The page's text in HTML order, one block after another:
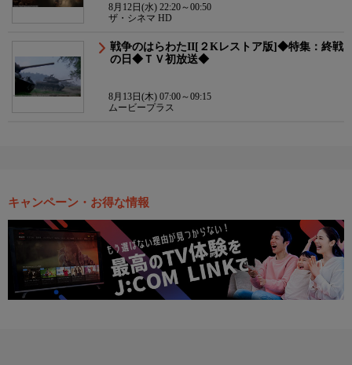
8月12日(水) 22:20～00:50
ザ・シネマ HD
戦争のはらわたII[２Kレストア版]◆特集：終戦
の日◆ＴＶ初放送◆
8月13日(木) 07:00～09:15
ムービープラス
キャンペーン・お得な情報